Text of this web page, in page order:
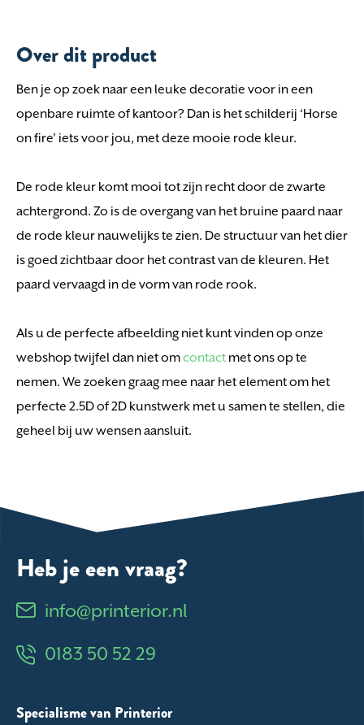
Over dit product
Ben je op zoek naar een leuke decoratie voor in een
openbare ruimte of kantoor? Dan is het schilderij ‘Horse
on fire’ iets voor jou, met deze mooie rode kleur.
De rode kleur komt mooi tot zijn recht door de zwarte
achtergrond. Zo is de overgang van het bruine paard naar
de rode kleur nauwelijks te zien. De structuur van het dier
is goed zichtbaar door het contrast van de kleuren. Het
paard vervaagd in de vorm van rode rook.
Als u de perfecte afbeelding niet kunt vinden op onze
webshop twijfel dan niet omcontact met ons op te
nemen. We zoeken graag mee naar het element om het
perfecte 2.5D of 2D kunstwerk met u samen te stellen, die
geheel bij uw wensen aansluit.
Heb je een vraag?
info@printerior.nl
0183 50 52 29
Specialisme van Printerior